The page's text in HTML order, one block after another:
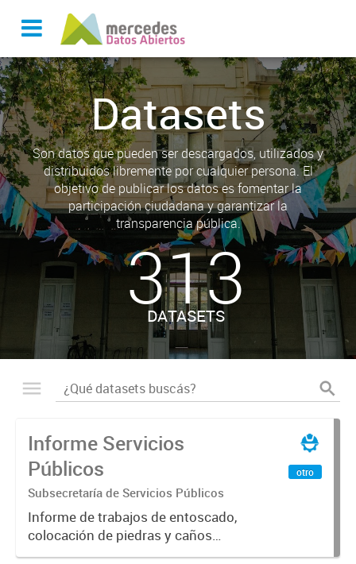
Datasets
Son datos que pueden ser descargados, utilizados y
distribuidos libremente por cualquier persona. El
objetivo de publicar los datos es fomentar la
participación ciudadana y garantizar la
transparencia pública.
313
DATASETS
Informe Servicios
Públicos
Subsecretaría de Servicios Públicos
Informe de trabajos de entoscado,
colocación de piedras y caños
(zanjeo - cruce de calles) Informe
otro